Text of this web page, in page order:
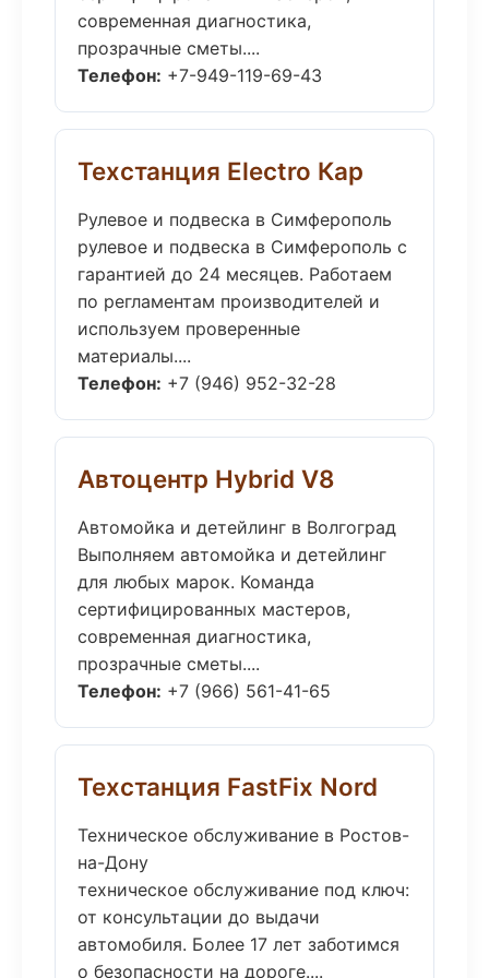
современная диагностика,
прозрачные сметы....
Телефон: +7-949-119-69-43
Техстанция Electro Кар
Рулевое и подвеска в Симферополь
рулевое и подвеска в Симферополь с
гарантией до 24 месяцев. Работаем
по регламентам производителей и
используем проверенные
материалы....
Телефон: +7 (946) 952-32-28
Автоцентр Hybrid V8
Автомойка и детейлинг в Волгоград
Выполняем автомойка и детейлинг
для любых марок. Команда
сертифицированных мастеров,
современная диагностика,
прозрачные сметы....
Телефон: +7 (966) 561-41-65
Техстанция FastFix Nord
Техническое обслуживание в Ростов-
на-Дону
техническое обслуживание под ключ:
от консультации до выдачи
автомобиля. Более 17 лет заботимся
о безопасности на дороге....